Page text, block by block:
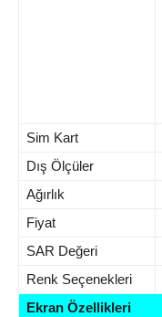
Sim Kart
Dış Ölçüler
Ağırlık
Fiyat
SAR Değeri
Renk Seçenekleri
Ekran Özellikleri